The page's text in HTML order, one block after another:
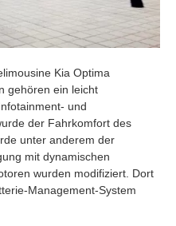
Kia Optima
gehören ein leicht
und
der Fahrkomfort des
unter anderem der
mit dynamischen
wurden modifiziert. Dort
Management-System